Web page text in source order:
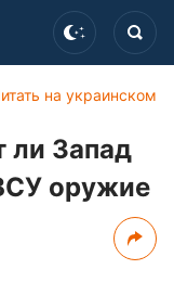
на украинском
ли Запад
оружие